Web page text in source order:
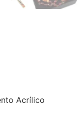
Acrílico